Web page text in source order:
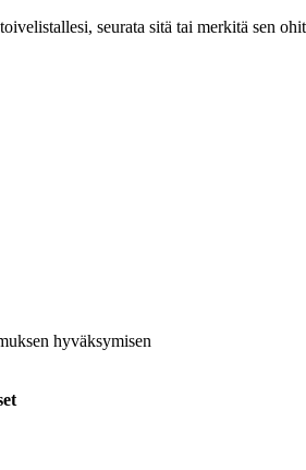
seurata sitä tai merkitä sen
hyväksymisen